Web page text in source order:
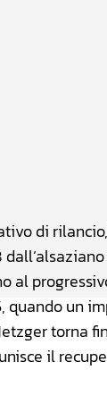
di rilancio,
al
quando un
torna
il